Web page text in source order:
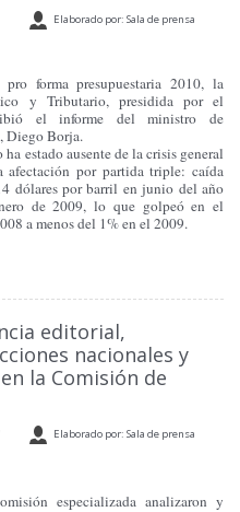
Elaborado por: Sala de prensa
forma presupuestaria 2010, la
y Tributario, presidida por el
el informe del ministro de
Diego Borja.
estado ausente de la crisis general
por partida triple: caída
dólares por barril en junio del año
de 2009, lo que golpeó en el
a menos del 1% en el 2009.
editorial,
nacionales y
la Comisión de
Elaborado por: Sala de prensa
especializada analizaron y